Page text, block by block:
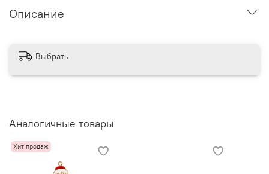
Описание
Выбрать
Аналогичные товары
Хит продаж